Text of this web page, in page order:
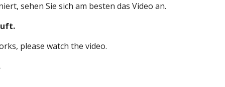
sehen Sie sich am besten das Video an.
please watch the video.